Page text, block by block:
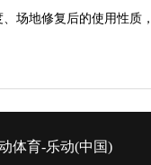
场地修复后的使用性质
体育-乐动(中国)